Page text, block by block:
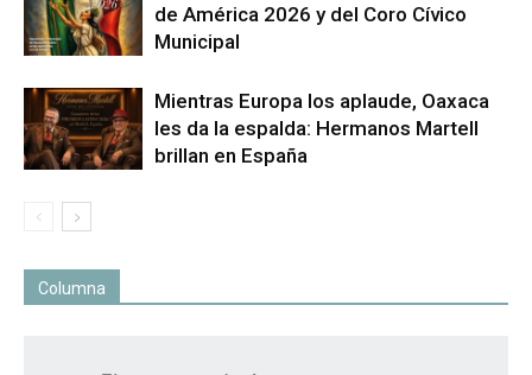
de América 2026 y del Coro Cívico
Municipal
Mientras Europa los aplaude, Oaxaca
les da la espalda: Hermanos Martell
brillan en España
Columna